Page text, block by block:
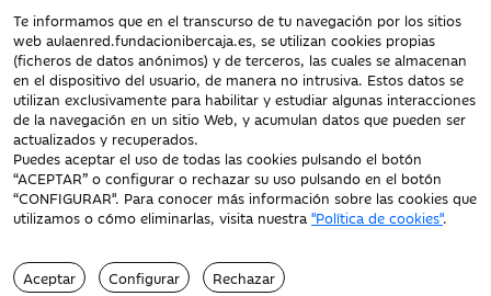
Te informamos que en el transcurso de tu navegación por los sitios
web aulaenred.fundacionibercaja.es, se utilizan cookies propias
(ficheros de datos anónimos) y de terceros, las cuales se almacenan
en el dispositivo del usuario, de manera no intrusiva. Estos datos se
utilizan exclusivamente para habilitar y estudiar algunas interacciones
de la navegación en un sitio Web, y acumulan datos que pueden ser
actualizados y recuperados.
Puedes aceptar el uso de todas las cookies pulsando el botón
“ACEPTAR” o configurar o rechazar su uso pulsando en el botón
“CONFIGURAR". Para conocer más información sobre las cookies que
utilizamos o cómo eliminarlas, visita nuestra "Política de cookies".
Aceptar Configurar Rechazar
Política de cookies
Fecha de Edición: 06/08/2026
Fundación Bancaria Ibercaja. C.I.F. G-50000652.
Deporte con el nº 1689.
Domicilio social: Joaquín Costa, 13. 50001 Zaragoza.